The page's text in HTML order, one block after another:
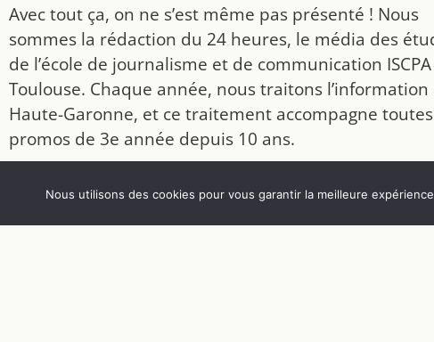
Avec tout ça, on ne s’est même pas présenté ! Nous
sommes la rédaction du 24 heures, le média des
de l’école de journalisme et de communication ISCPA
Toulouse. Chaque année, nous traitons l’information
Haute-Garonne, et ce traitement accompagne
promos de 3e année depuis 10 ans.
nos productions. On vous explique tout en vidéo et
carrousel, sur
, et
! Tous
Nous utilisons des cookies pour vous garantir la meilleure